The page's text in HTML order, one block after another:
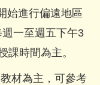
始進行偏遠地區
一至週五下午3
課時間為主。
材為主，可參考